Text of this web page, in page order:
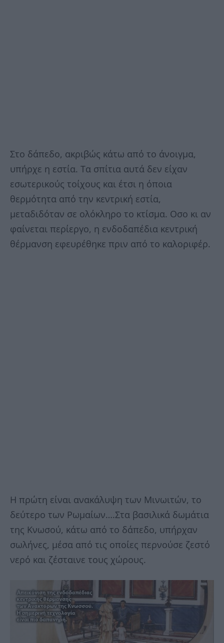
Στο δάπεδο, ακριβώς κάτω από το άνοιγμα,
υπήρχε η εστία. Τα σπίτια αυτά δεν είχαν
εσωτερικούς τοίχους και έτσι η όποια
θερμότητα από την κεντρική εστία,
μεταδιδόταν σε ολόκληρο το κτίσμα. Οσο κι αν
φαίνεται περίεργο, η ενδοδαπέδια κεντρική
θέρμανση εφευρέθηκε πριν από το καλοριφέρ.
Η πρώτη είναι ανακάλυψη των Μινωιτών, το
δεύτερο των Ρωμαίων….Στα βασιλικά δωμάτια
της Κνωσού, κάτω από το δάπεδο, υπήρχαν
σωλήνες, μέσα από τις οποίες περνούσε ζεστό
νερό και ζέσταινε τους χώρους.